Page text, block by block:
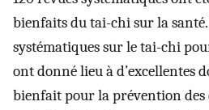
bienfaits du tai-chi sur la santé.
systématiques sur le tai-chi
ont donné lieu à d’excellentes
bienfait pour la prévention des